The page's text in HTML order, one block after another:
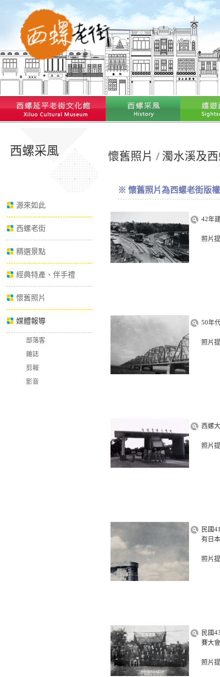
西螺采風
源來如此
西螺老街
精選景點
經典特產、伴手禮
懷舊照片
媒體報導
部落客
雜誌
剪報
影音
懷舊照片 / 濁水溪及
※ 懷舊照片為西螺老街版
42年
照片
50年
照片
西螺
照片
民國
有日
照片
民國
賽大會
照片